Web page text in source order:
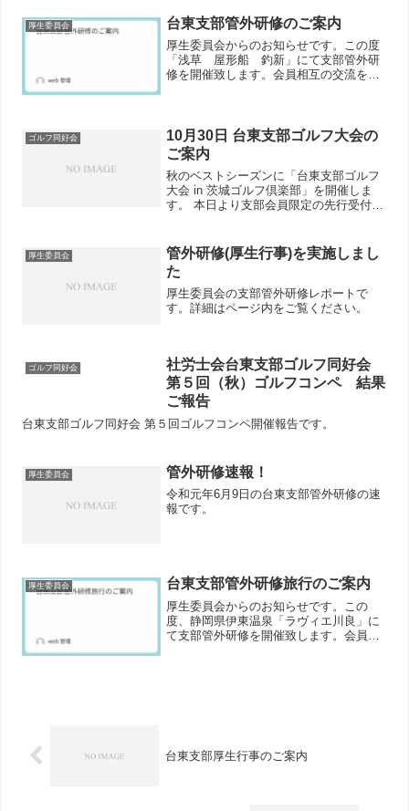
厚生委員会 台東支部管外研修のご案内
厚生委員会からのお知らせです。この度
「浅草 屋形船 釣新」にて支部管外研
修を開催致します。会員相互の交流を深
ご覧ください。
ゴルフ同好会
10月30日 台東支部ゴルフ大会の
ご案内
秋のベストシーズンに「台東支部ゴルフ
大会 in 茨城ゴルフ倶楽部」を開催しま
す。 本日より支部会員限定の先行受付を
内をご覧ください。
厚生委員会
管外研修(厚生行事)を実施しまし
た
厚生委員会の支部管外研修レポートで
す。詳細はページ内をご覧ください。
ゴルフ同好会
社労士会台東支部ゴルフ同好会
第５回（秋）ゴルフコンペ 結果
ご報告
台東支部ゴルフ同好会 第５回ゴルフコンペ開催報告です。
厚生委員会 管外研修速報！
令和元年6月9日の台東支部管外研修の速
報です。
厚生委員会 台東支部管外研修旅行のご案内
厚生委員会からのお知らせです。この
度、静岡県伊東温泉「ラヴィエ川良」に
て支部管外研修を開催致します。会員相
台東支部厚生行事のご案内